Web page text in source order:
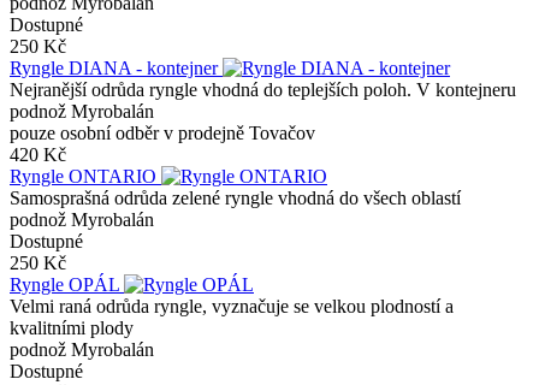
Dostupné
250 Kč
Ryngle DIANA - kontejner
Nejranější odrůda ryngle vhodná do teplejších poloh. V kontejneru
podnož Myrobalán
pouze osobní odběr v prodejně Tovačov
420 Kč
Ryngle ONTARIO
Samosprašná odrůda zelené ryngle vhodná do všech oblastí
podnož Myrobalán
Dostupné
250 Kč
Ryngle OPÁL
Velmi raná odrůda ryngle, vyznačuje se velkou plodností a
kvalitními plody
podnož Myrobalán
Dostupné